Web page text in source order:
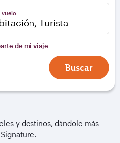
vuelo
Turista
de mi viaje
Buscar
y destinos, dándole más